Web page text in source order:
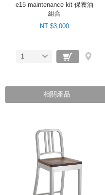
e15 maintenance kit 保養油
組合
NT $3,000
1
相關產品